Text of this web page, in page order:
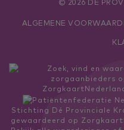
© 2026 DÉ
ALGEMENE
Stichting Dé Provinciale
gewaardeerd op